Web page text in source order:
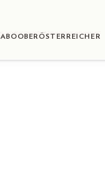
ABO OBERÖSTERREICHER